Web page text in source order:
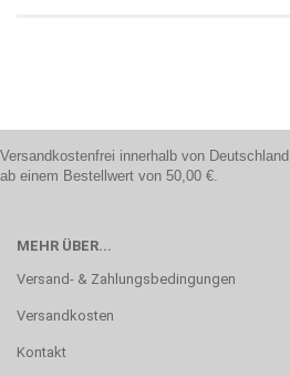
Versandkostenfrei innerhalb von Deutschland
ab einem Bestellwert von 50,00 €.
MEHR ÜBER...
Versand- & Zahlungsbedingungen
Versandkosten
Kontakt